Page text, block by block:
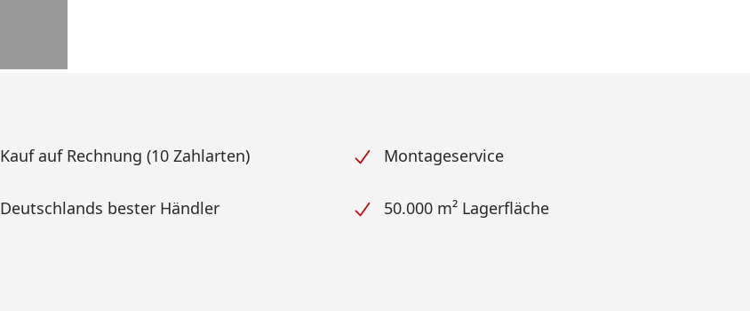
Kauf auf Rechnung (10 Zahlarten) Montageservice
Deutschlands bester Händler 50.000 m² Lagerfläche